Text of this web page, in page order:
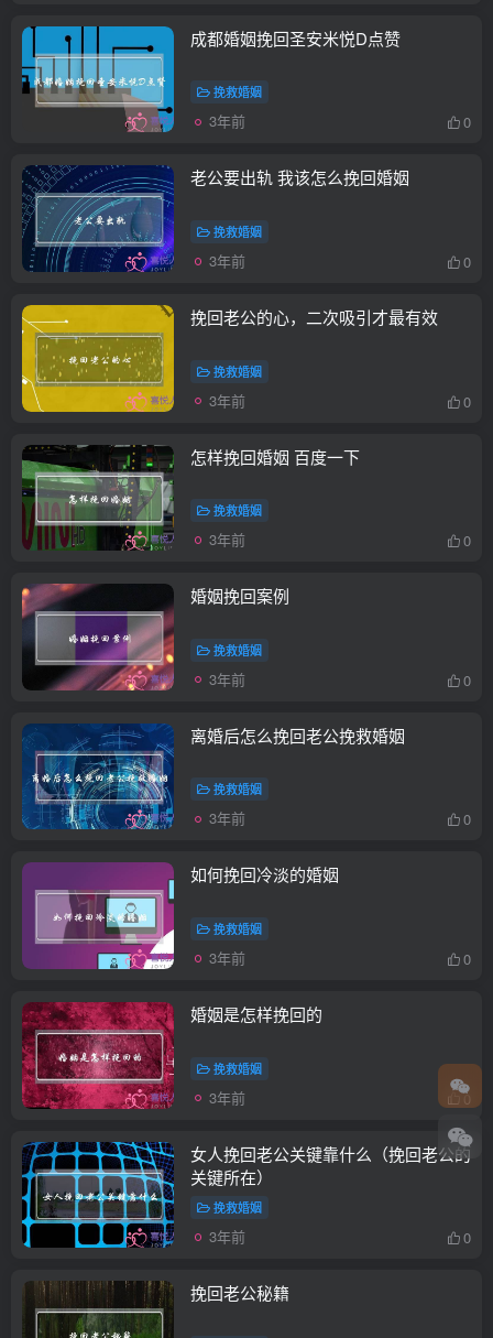
成都婚姻挽回圣安米悦D点赞
挽救婚姻
3年前 0
老公要出轨 我该怎么挽回婚姻
挽救婚姻
3年前 0
挽回老公的心，二次吸引才最有效
挽救婚姻
3年前 0
怎样挽回婚姻 百度一下
挽救婚姻
3年前 0
婚姻挽回案例
挽救婚姻
3年前 0
离婚后怎么挽回老公挽救婚姻
挽救婚姻
3年前 0
如何挽回冷淡的婚姻
挽救婚姻
3年前 0
婚姻是怎样挽回的
挽救婚姻
3年前 0
女人挽回老公关键靠什么（挽回老公的
关键所在）
挽救婚姻
3年前 0
挽回老公秘籍